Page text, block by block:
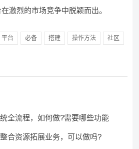
激烈的市场竞争中脱颖而出。
平台 必备 搭建 操作方法 社区
全流程，如何做?需要哪些功能
合资源拓展业务，可以做吗?